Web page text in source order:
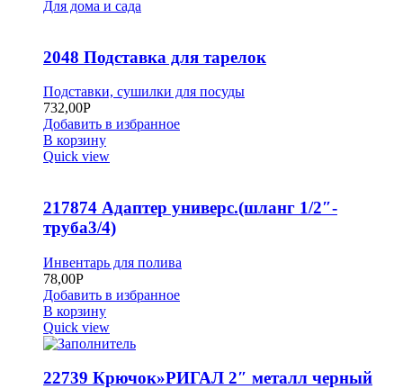
Для дома и сада
2048 Подставка для тарелок
Подставки, сушилки для посуды
732,00Р
Добавить в избранное
В корзину
Quick view
217874 Адаптер универс.(шланг 1/2″-
труба3/4)
Инвентарь для полива
78,00Р
Добавить в избранное
В корзину
Quick view
22739 Крючок»РИГАЛ 2″ металл черный